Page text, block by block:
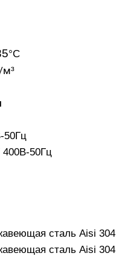
°C
м³
50Гц
400В-50Гц
сталь Aisi 304
сталь Aisi 304